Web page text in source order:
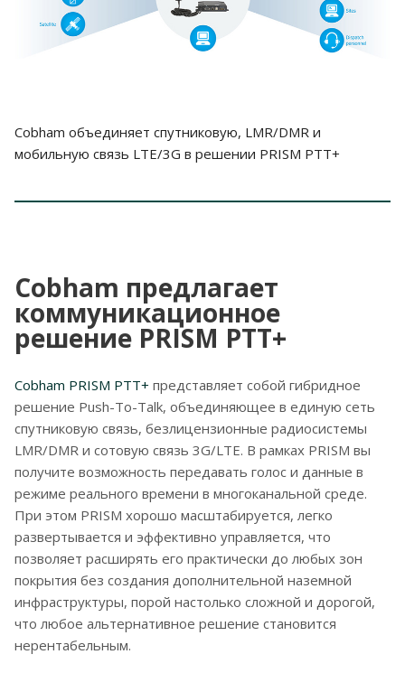
Cobham объединяет спутниковую, LMR/DMR и
мобильную связь LTE/3G в решении PRISM PTT+
Cobham предлагает
коммуникационное
решение PRISM PTT+
Cobham PRISM PTT+ представляет собой гибридное
решение Push-To-Talk, объединяющее в единую сеть
спутниковую связь, безлицензионные радиосистемы
LMR/DMR и сотовую связь 3G/LTE. В рамках PRISM вы
получите возможность передавать голос и данные в
режиме реального времени в многоканальной среде.
При этом PRISM хорошо масштабируется, легко
развертывается и эффективно управляется, что
позволяет расширять его практически до любых зон
покрытия без создания дополнительной наземной
инфраструктуры, порой настолько сложной и дорогой,
что любое альтернативное решение становится
нерентабельным.